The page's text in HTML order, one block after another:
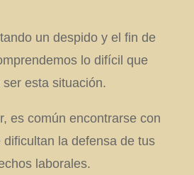
un despido y el fin de
lo difícil que
ser esta situación.
es común encontrarse con
dificultan la defensa de tus
laborales.